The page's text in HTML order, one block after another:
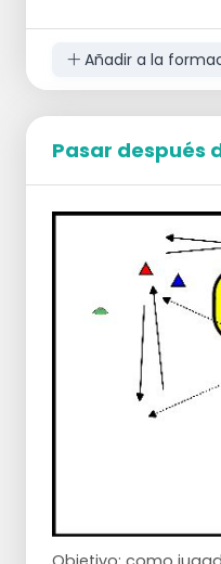
El receptor
hacia el apoyo
El tirador toma
El objetivo del
y crear espacio en
Añadir a la
Pasar después